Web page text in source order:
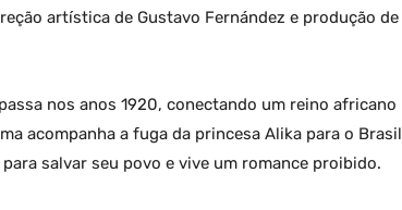
artística de Gustavo Fernández e produção de
nos anos 1920, conectando um reino africano
acompanha a fuga da princesa Alika para o Brasil
salvar seu povo e vive um romance proibido.